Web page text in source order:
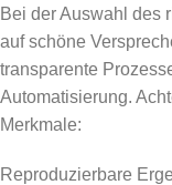
Bei der Auswahl des
auf schöne
transparente
Automatisierung.
Merkmale:
Reproduzierbare